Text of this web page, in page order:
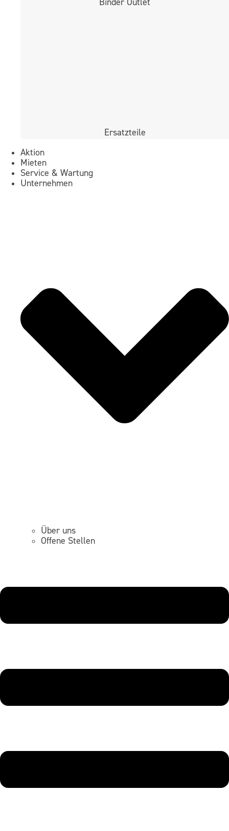
Ersatzteile
Aktion
Mieten
Service & Wartung
Unternehmen
Über uns
Offene Stellen